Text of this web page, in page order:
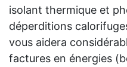
isolant thermique et
déperditions
vous aidera
factures en énergies